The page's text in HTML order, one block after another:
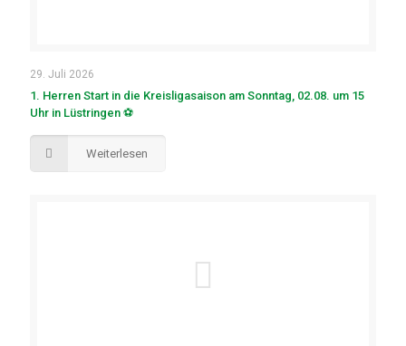
29. Juli 2026
1. Herren Start in die Kreisligasaison am Sonntag, 02.08. um 15
Uhr in Lüstringen ⚽
Weiterlesen